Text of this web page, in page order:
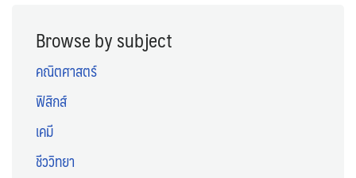
Browse by subject
คณิตศาสตร์
ฟิสิกส์
เคมี
ชีววิทยา